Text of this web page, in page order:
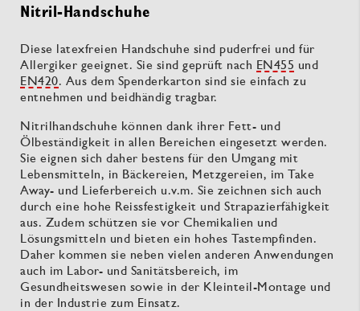
Nitril-Handschuhe
Diese latexfreien Handschuhe sind puderfrei und für
Allergiker geeignet. Sie sind geprüft nach EN455 und
EN420. Aus dem Spenderkarton sind sie einfach zu
entnehmen und beidhändig tragbar.
Nitrilhandschuhe können dank ihrer Fett- und
Ölbeständigkeit in allen Bereichen eingesetzt werden.
Sie eignen sich daher bestens für den Umgang mit
Lebensmitteln, in Bäckereien, Metzgereien, im Take
Away- und Lieferbereich u.v.m. Sie zeichnen sich auch
durch eine hohe Reissfestigkeit und Strapazierfähigkeit
aus. Zudem schützen sie vor Chemikalien und
Lösungsmitteln und bieten ein hohes Tastempfinden.
Daher kommen sie neben vielen anderen Anwendungen
auch im Labor- und Sanitätsbereich, im
Gesundheitswesen sowie in der Kleinteil-Montage und
in der Industrie zum Einsatz.